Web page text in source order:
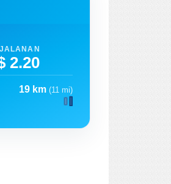
2.20
19 km (11 mi)